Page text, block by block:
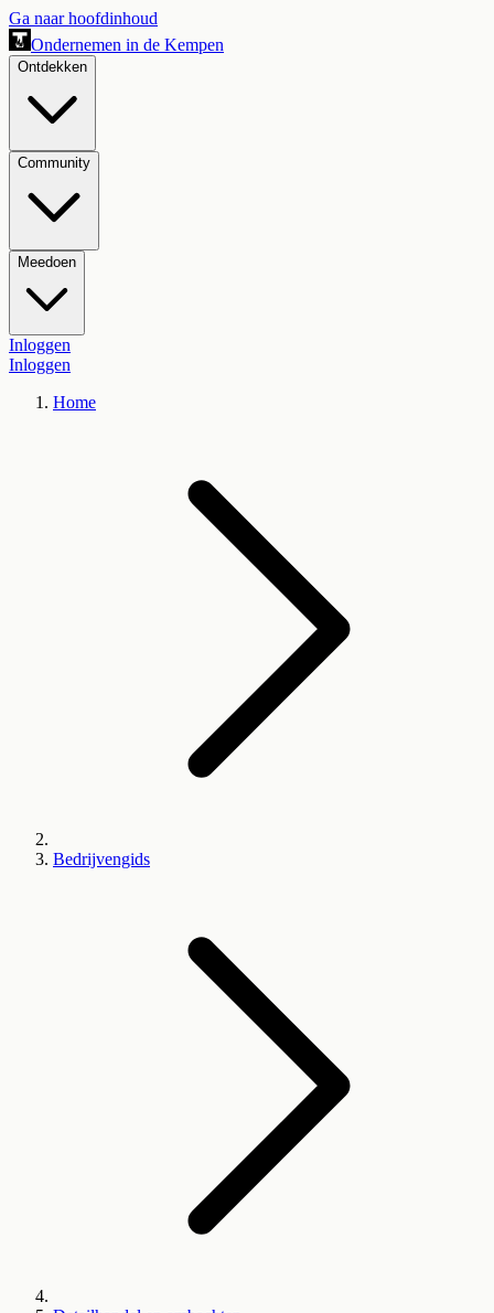
Ga naar hoofdinhoud
Ondernemen in de Kempen
Ontdekken
Community
Meedoen
Inloggen
Inloggen
Home
Bedrijvengids